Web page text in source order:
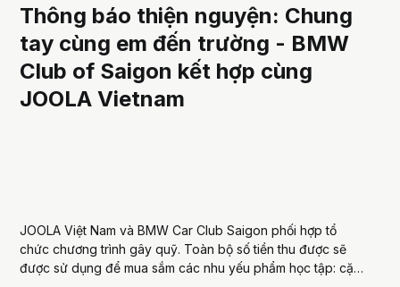
Thông báo thiện nguyện: Chung
tay cùng em đến trường - BMW
Club of Saigon kết hợp cùng
JOOLA Vietnam
JOOLA Việt Nam và BMW Car Club Saigon phối hợp tổ
chức chương trình gây quỹ. Toàn bộ số tiền thu được sẽ
được sử dụng để mua sắm các nhu yếu phẩm học tập: cặp